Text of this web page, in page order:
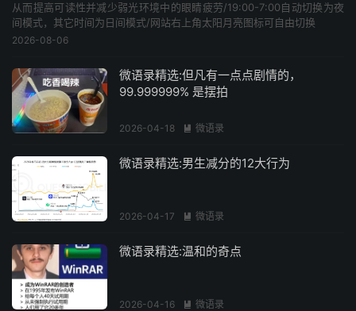
从而提高可读性并减少弱光环境中的眼睛疲劳/19:00-7:00自动切换为夜
间模式，其它时间为日间模式/网站右上角太阳月亮图标可自由切换
2026-08-06
微语录精选:但凡有一点点剧情的，
99.999999% 是摆拍
2026-04-18  微语录
微语录精选:男生减分的12大行为
2026-04-17  微语录
微语录精选:温和的奇点
2026-04-16  微语录